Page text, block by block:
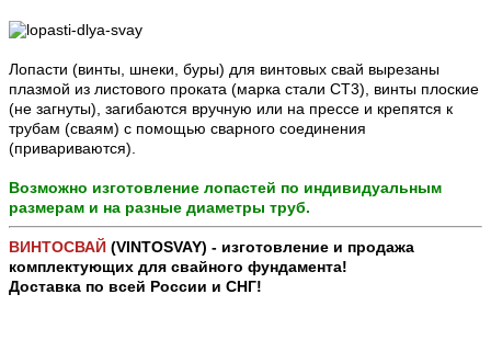
Лопасти (винты, шнеки, буры) для винтовых свай вырезаны
плазмой из листового проката (марка стали СТ3), винты плоские
(не загнуты), загибаются вручную или на прессе и крепятся к
трубам (сваям) с помощью сварного соединения
(привариваются).
Возможно изготовление лопастей по индивидуальным
размерам и на разные диаметры труб.
ВИНТОСВАЙ (VINTOSVAY) - изготовление и продажа
комплектующих для свайного фундамента!
Доставка по всей России и СНГ!